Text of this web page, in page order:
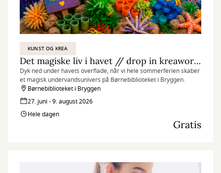
KUNST OG KREA
Det magiske liv i havet // drop in kreaworkshop
Dyk ned under havets overflade, når vi hele sommerferien skaber
et magisk undervandsunivers på Børnebiblioteket i Bryggen.
Børnebiblioteket i Bryggen
27. juni - 9. august 2026
Hele dagen
Gratis